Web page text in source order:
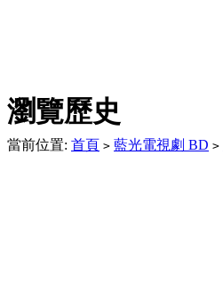
瀏覽歷史
當前位置: 首頁 > 藍光電視劇 BD >